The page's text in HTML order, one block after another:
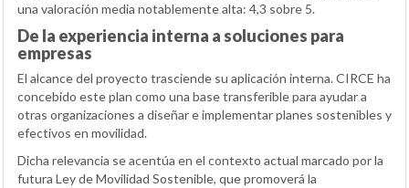
una valoración media notablemente alta: 4,3 sobre 5.
De la experiencia interna a soluciones para
empresas
El alcance del proyecto trasciende su aplicación interna. CIRCE ha
concebido este plan como una base transferible para ayudar a
otras organizaciones a diseñar e implementar planes sostenibles y
efectivos en movilidad.
Dicha relevancia se acentúa en el contexto actual marcado por la
futura Ley de Movilidad Sostenible, que promoverá la